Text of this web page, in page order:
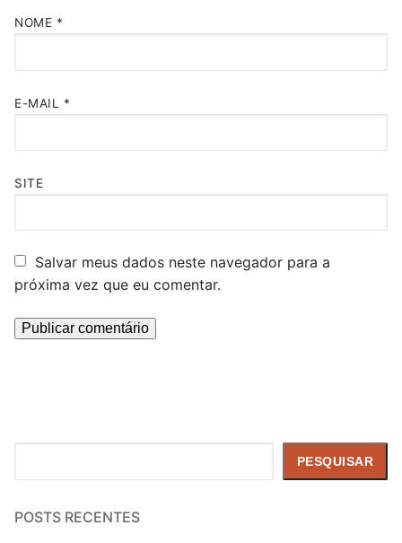
NOME *
E-MAIL *
SITE
Salvar meus dados neste navegador para a
próxima vez que eu comentar.
PESQUISAR
POSTS RECENTES